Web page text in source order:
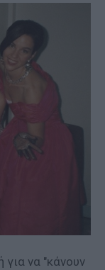
να "κάνουν